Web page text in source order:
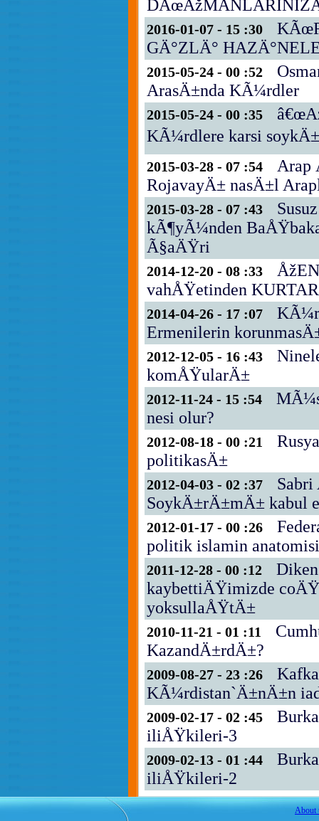
2016-01-07 - 15 :30
GÄ°ZLÄ°
2015-05-24 - 00 :52
ArasÄ±nda KÃ¼rdler
2015-05-24 - 00 :35
KÃ¼rdlere karsi
2015-03-28 - 07 :54
Arap
RojavayÄ± nasÄ±l
2015-03-28 - 07 :43
kÃ¶yÃ¼nden
Ã§aÄŸri
2014-12-20 - 08 :33
vahÅŸetinden
2014-04-26 - 17 :07
Ermenilerin
2012-12-05 - 16 :43
komÅŸularÄ±
2012-11-24 - 15 :54
nesi olur?
2012-08-18 - 00 :21
politikasÄ±
2012-04-03 - 02 :37
SoykÄ±rÄ±mÄ± kabul
2012-01-17 - 00 :26
politik islamin anatomisi
2011-12-28 - 00 :12
kaybettiÄŸimizde
yoksullaÅŸtÄ±
2010-11-21 - 01 :11
KazandÄ±rdÄ±?
2009-08-27 - 23 :26
KÃ¼rdistan`Ä±nÄ±n
2009-02-17 - 02 :45
iliÅŸkileri-3
2009-02-13 - 01 :44
iliÅŸkileri-2
About